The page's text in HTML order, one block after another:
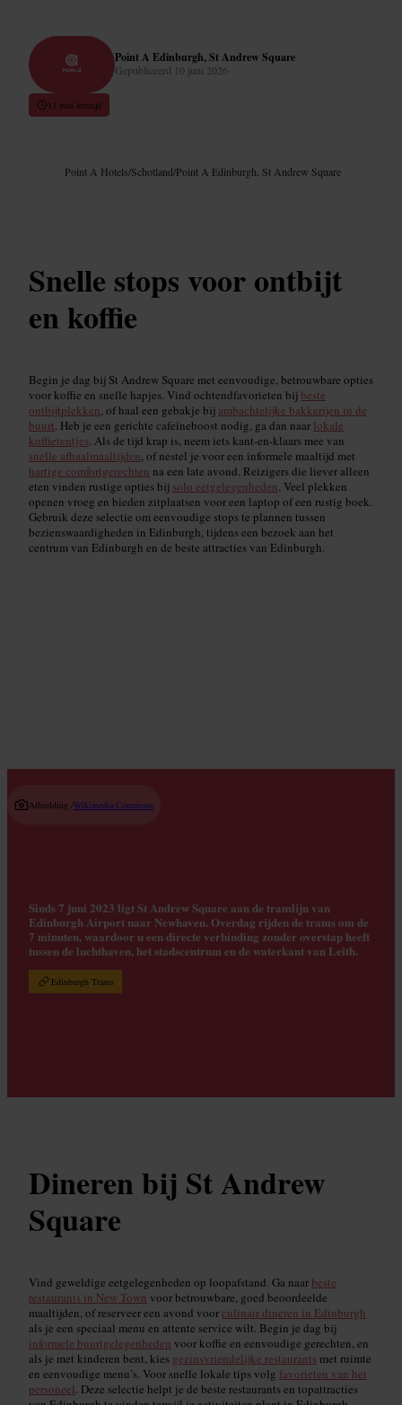
Point A Edinburgh, St Andrew Square
Gepubliceerd 10 juni 2026
13 min leestijd
Point A Hotels/Schotland/Point A Edinburgh, St Andrew Square
Snelle stops voor ontbijt
en koffie
Begin je dag bij St Andrew Square met eenvoudige, betrouwbare opties
voor koffie en snelle hapjes. Vind ochtendfavorieten bij beste
ontbijtplekken, of haal een gebakje bij ambachtelijke bakkerijen in de
buurt. Heb je een gerichte cafeïneboost nodig, ga dan naar lokale
koffietentjes. Als de tijd krap is, neem iets kant-en-klaars mee van
snelle afhaalmaaltijden, of nestel je voor een informele maaltijd met
hartige comfortgerechten na een late avond. Reizigers die liever alleen
eten vinden rustige opties bij solo eetgelegenheden. Veel plekken
openen vroeg en bieden zitplaatsen voor een laptop of een rustig boek.
Gebruik deze selectie om eenvoudige stops te plannen tussen
bezienswaardigheden in Edinburgh, tijdens een bezoek aan het
centrum van Edinburgh en de beste attracties van Edinburgh.
Afbeelding /Wikimedia Commons
Sinds 7 juni 2023 ligt St Andrew Square aan de tramlijn van
Edinburgh Airport naar Newhaven. Overdag rijden de trams om de
7 minuten, waardoor u een directe verbinding zonder overstap heeft
tussen de luchthaven, het stadscentrum en de waterkant van Leith.
Edinburgh Trams
Dineren bij St Andrew
Square
Vind geweldige eetgelegenheden op loopafstand. Ga naar beste
restaurants in New Town voor betrouwbare, goed beoordeelde
maaltijden, of reserveer een avond voorculinair dineren in Edinburgh
als je een speciaal menu en attente service wilt. Begin je dag bij
informele buurtgelegenheden voor koffie en eenvoudige gerechten, en
als je met kinderen bent, kies gezinsvriendelijke restaurants met ruimte
en eenvoudige menu’s. Voor snelle lokale tips volg favorieten van het
personeel. Deze selectie helpt je de beste restaurants en topattracties